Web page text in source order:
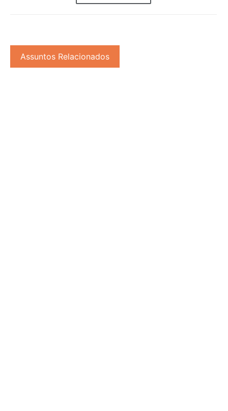
Assuntos Relacionados